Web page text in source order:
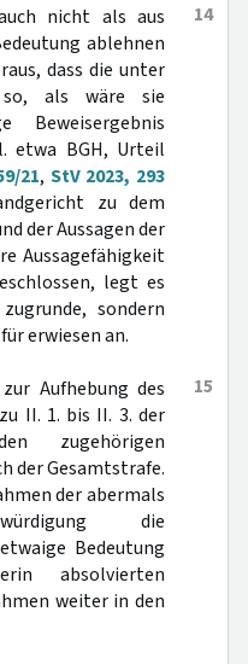
14
nicht als aus
ablehnen
dass die unter
so, als wäre sie
etwa BGH, Urteil
21, StV 2023, 293
zu dem
der Aussagen der
Aussagefähigkeit
legt es
sondern
erwiesen an.
15
Aufhebung des
II. 1. bis II. 3. der
zugehörigen
der Gesamtstrafe.
der abermals
die
Bedeutung
absolvierten
weiter in den